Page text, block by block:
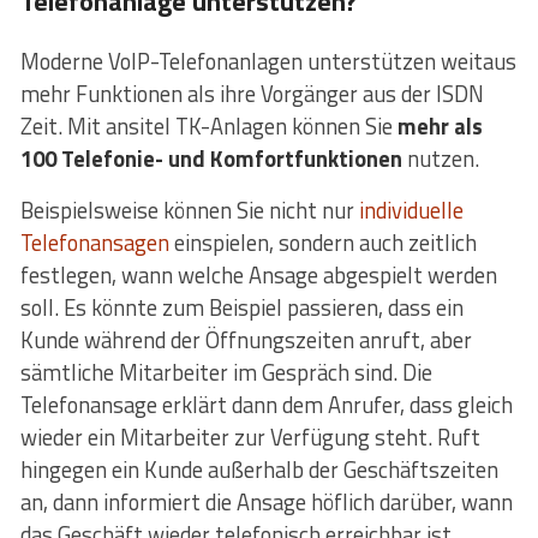
Moderne VoIP-Telefonanlagen unterstützen weitaus
mehr Funktionen als ihre Vorgänger aus der ISDN
Zeit. Mit ansitel TK-Anlagen können Sie mehr als
100 Telefonie- und Komfortfunktionen nutzen.
Beispielsweise können Sie nicht nurindividuelle
Telefonansageneinspielen, sondern auch zeitlich
festlegen, wann welche Ansage abgespielt werden
soll. Es könnte zum Beispiel passieren, dass ein
Kunde während der Öffnungszeiten anruft, aber
sämtliche Mitarbeiter im Gespräch sind. Die
Telefonansage erklärt dann dem Anrufer, dass gleich
wieder ein Mitarbeiter zur Verfügung steht. Ruft
hingegen ein Kunde außerhalb der Geschäftszeiten
an, dann informiert die Ansage höflich darüber, wann